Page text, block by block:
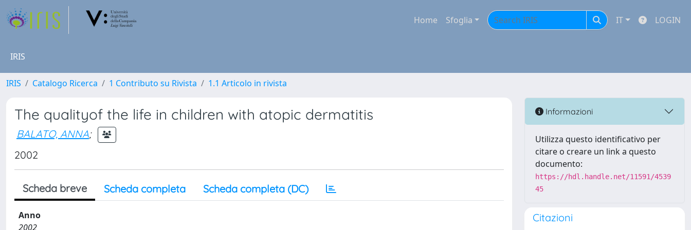
Home Sfoglia IT LOGIN
IRIS
IRIS Catalogo Ricerca 1 Contributo su Rivista 1.1 Articolo in rivista
The qualityof the life in children with atopic dermatitis
BALATO, ANNA;
2002
Scheda breve Scheda completa Scheda completa (DC)
Anno
2002
Informazioni
Utilizza questo identificativo per
citare o creare un link a questo
documento:
https://hdl.handle.net/11591/4539
45
Citazioni